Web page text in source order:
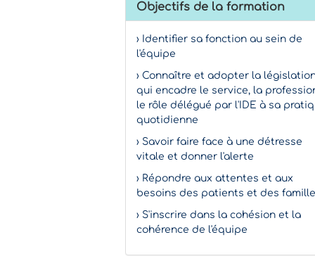
Objectifs de la formation
› Identifier sa fonction au sein de
l'équipe
› Connaître et adopter la
qui encadre le service, la
le rôle délégué par l'IDE à sa
quotidienne
› Savoir faire face à une détresse
vitale et donner l'alerte
› Répondre aux attentes et aux
besoins des patients et des
› S'inscrire dans la cohésion et la
cohérence de l'équipe